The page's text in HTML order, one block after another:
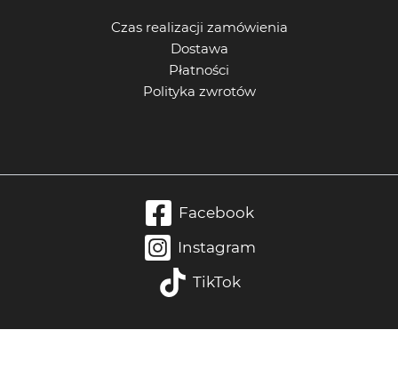
Czas realizacji zamówienia
Dostawa
Płatności
Polityka zwrotów
Facebook
Instagram
TikTok